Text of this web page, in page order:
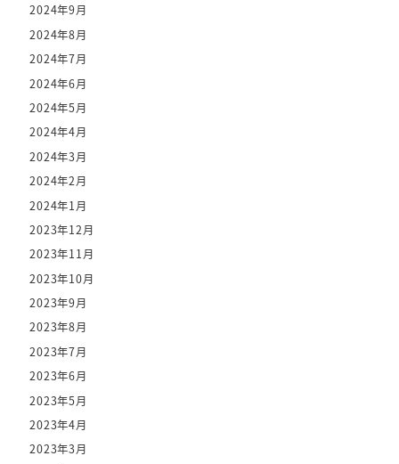
2024年9月
2024年8月
2024年7月
2024年6月
2024年5月
2024年4月
2024年3月
2024年2月
2024年1月
2023年12月
2023年11月
2023年10月
2023年9月
2023年8月
2023年7月
2023年6月
2023年5月
2023年4月
2023年3月